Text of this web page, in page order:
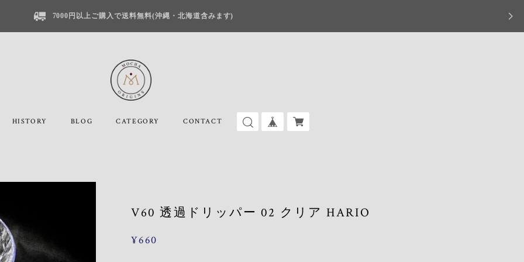
7000円以上ご購入で送料無料(沖縄・北海道含みます)
HISTORY BLOG CATEGORY CONTACT
V60 透過ドリッパー 02 クリア HARIO
¥660